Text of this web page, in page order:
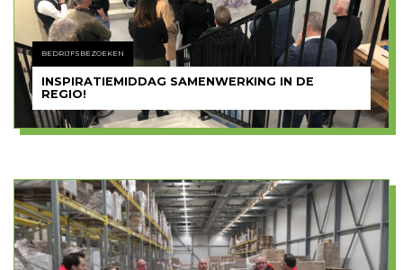
BEDRIJFSBEZOEKEN
INSPIRATIEMIDDAG SAMENWERKING IN DE
REGIO!